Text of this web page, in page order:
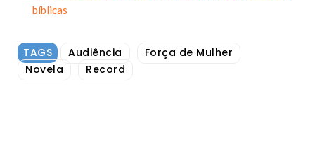
bíblicas
TAGS Audiência
Força de Mulher
Novela
Record